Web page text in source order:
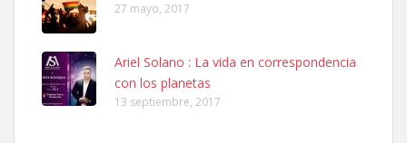
Ninfa perdida
El día 5 se los perdió una ninfa papillera, asustada tiene miedo a la
calle, se perdió por la zon...
27 mayo, 2017
Ariel Solano : La vida en correspondencia
con los planetas
13 septiembre, 2017